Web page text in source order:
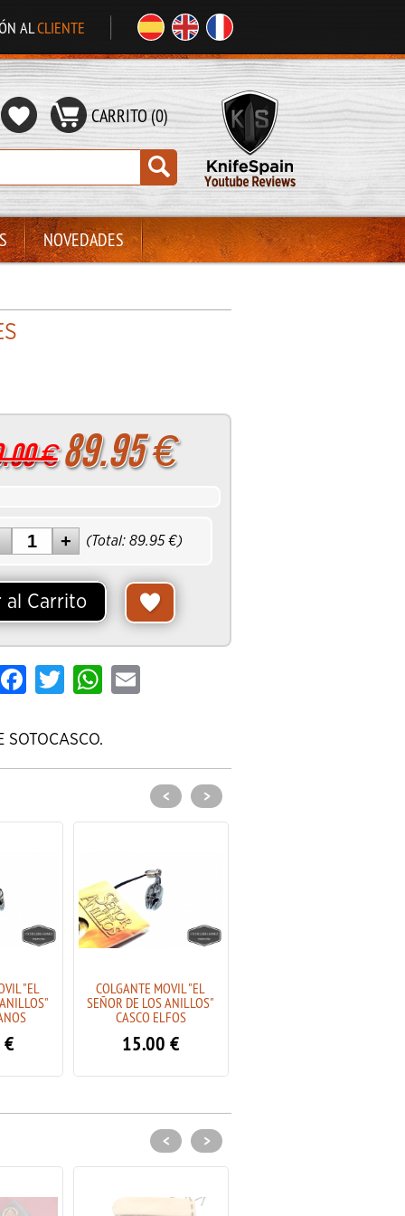
ALCLIENTE
CARRITO (0)
NOVEDADES
€89.95€
(Total: 89.95€)
al Carrito
FacebookTwitter WhatsApp
SOTOCASCO.
"EL
€
COLGANTE MOVIL "EL
SEÑOR DE LOS ANILLOS"
CASCO ELFOS
15.00 €
< >
< >